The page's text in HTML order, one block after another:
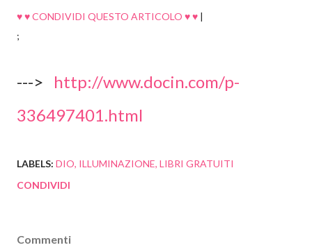
♥ ♥ CONDIVIDI QUESTO ARTICOLO ♥ ♥ |
;
---> http://www.docin.com/p-
336497401.html
LABELS: DIO ILLUMINAZIONE LIBRI GRATUITI
CONDIVIDI
Commenti